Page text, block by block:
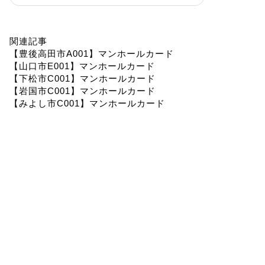
関連記事
【豊後高田市A001】マンホールカード
【山口市E001】マンホールカード
【下松市C001】マンホールカード
【岩国市C001】マンホールカード
【みよし市C001】マンホールカード